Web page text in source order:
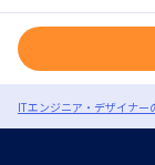
ITエンジニア・デザイナー